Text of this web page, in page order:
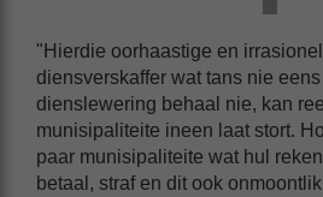
"Hierdie oorhaastige en
diensverskaffer wat tans nie
dienslewering behaal nie, kan
munisipaliteite ineen laat stort.
paar munisipaliteite wat hul
betaal, straf en dit ook